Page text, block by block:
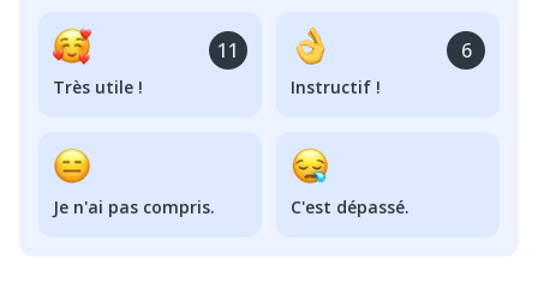
11
Très utile !
6
Instructif !
Je n'ai pas compris. C'est dépassé.